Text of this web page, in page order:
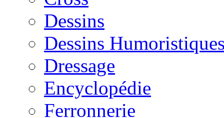
Dessins
Dessins
Dressage
Encyclopédie
Ferronnerie